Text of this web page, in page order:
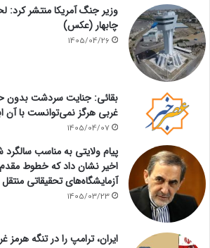
وزیر جنگ آمریکا منتشر کرد:
چابهار (عکس)
1405/04/26
بقائی: جنایت سردشت بدون
غربی هرگز نمی‌توانست با آن
1405/04/07
پیام ولایتی به مناسب
اخیر نشان داد که خطوط
آزمایشگاه‌های تحقیقاتی
1405/03/23
ایران، ترامپ را در تنگه هرمز